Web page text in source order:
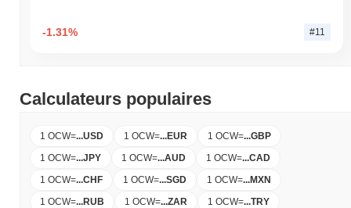
-1.31% #11
Calculateurs populaires
1 OCW=...USD 1 OCW=...EUR 1 OCW=...GBP
1 OCW=...JPY 1 OCW=...AUD 1 OCW=...CAD
1 OCW=...CHF 1 OCW=...SGD 1 OCW=...MXN
1 OCW=...RUB 1 OCW=...ZAR 1 OCW=...TRY